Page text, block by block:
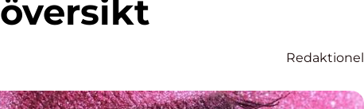
översikt
Redaktionel